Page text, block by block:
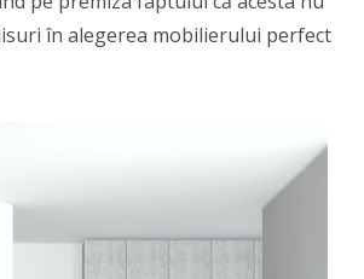
în alegerea mobilierului perfect